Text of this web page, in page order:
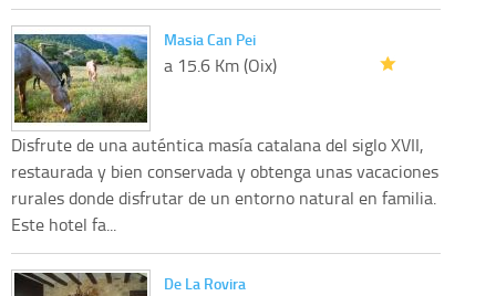
Masia Can Pei
a 15.6 Km (Oix)
Disfrute de una auténtica masía catalana del siglo XVII,
restaurada y bien conservada y obtenga unas vacaciones
rurales donde disfrutar de un entorno natural en familia.
Este hotel fa...
De La Rovira